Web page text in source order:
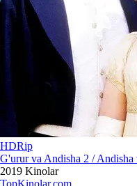
HDRip
G'urur va Andisha 2 /
2019 Kinolar
TopKinolar.com